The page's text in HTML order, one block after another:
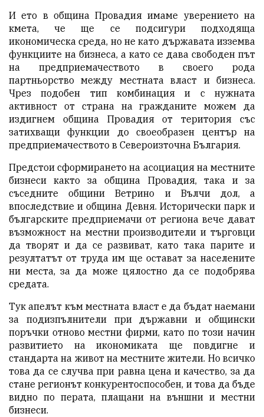
И ето в община Провадия имаме уверението на
кмета, че ще се подсигури подходяща
икономическа среда, но не като държавата изземва
функциите на бизнеса, а като се дава свободен път
на предприемачеството в своего рода
партньорство между местната власт и бизнеса.
Чрез подобен тип комбинация и с нужната
активност от страна на гражданите можем да
издигнем община Провадия от територия със
затихващи функции до своеобразен център на
предприемачеството в Североизточна България.
Предстои сформирането на асоциация на местните
бизнеси както за община Провадия, така и за
съседните общини Ветрино и Вълчи дол, а
впоследствие и община Девня. Исторически парк и
българските предприемачи от региона вече дават
възможност на местни производители и търговци
да творят и да се развиват, като така парите и
резултатът от труда им ще остават за населените
ни места, за да може цялостно да се подобрява
средата.
Тук апелът към местната власт е да бъдат наемани
за подизпълнители при държавни и общински
поръчки отново местни фирми, като по този начин
развитието на икономиката ще повдигне и
стандарта на живот на местните жители. Но всичко
това да се случва при равна цена и качество, за да
стане регионът конкурентоспособен, и това да бъде
видно по перата, плащани на външни и местни
бизнеси.